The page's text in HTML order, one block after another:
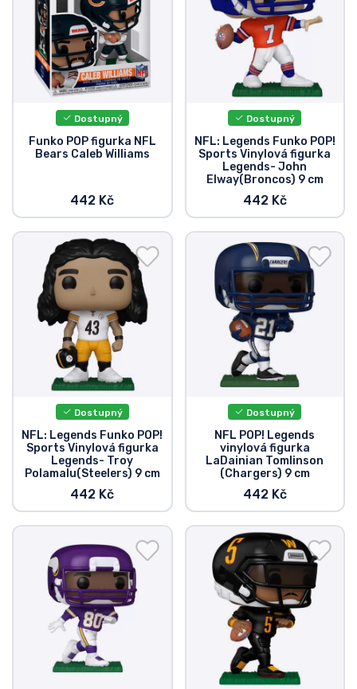
Dostupný
Funko POP figurka NFL
Bears Caleb Williams
442 Kč
Dostupný
NFL: Legends Funko POP!
Sports Vinylová figurka
Legends- John
Elway(Broncos) 9 cm
442 Kč
Dostupný
NFL: Legends Funko POP!
Sports Vinylová figurka
Legends- Troy
Polamalu(Steelers) 9 cm
442 Kč
Dostupný
NFL POP! Legends
vinylová figurka
LaDainian Tomlinson
(Chargers) 9 cm
442 Kč